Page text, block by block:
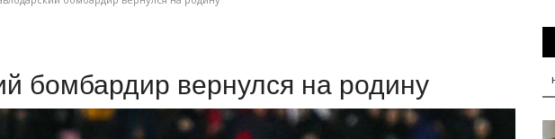
бомбардир вернулся на родину